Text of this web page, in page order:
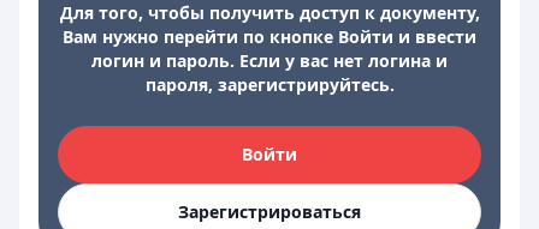
Для того, чтобы получить доступ к документу,
Вам нужно перейти по кнопке Войти и ввести
логин и пароль. Если у вас нет логина и
пароля, зарегистрируйтесь.
Войти
Зарегистрироваться